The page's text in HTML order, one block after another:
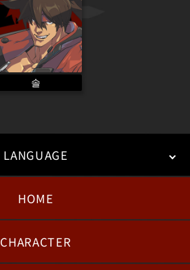
솔
LANGUAGE
English
HOME
CHARACTER